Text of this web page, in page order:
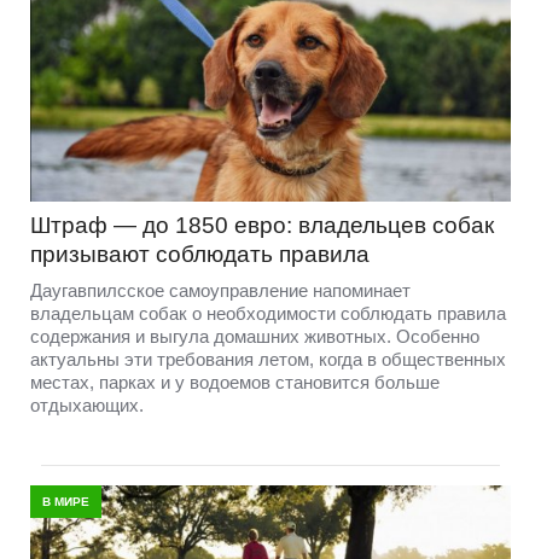
Штраф — до 1850 евро: владельцев собак
призывают соблюдать правила
Даугавпилсское самоуправление напоминает
владельцам собак о необходимости соблюдать правила
содержания и выгула домашних животных. Особенно
актуальны эти требования летом, когда в общественных
местах, парках и у водоемов становится больше
отдыхающих.
В МИРЕ